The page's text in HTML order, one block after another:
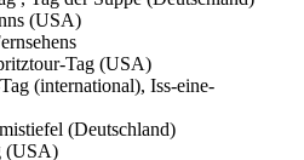
(USA)
Tag (USA)
(international), Iss-eine-
(Deutschland)
(USA)